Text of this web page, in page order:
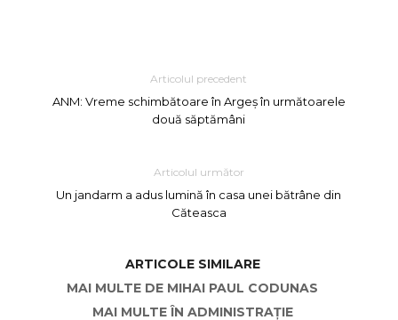
Articolul precedent
ANM: Vreme schimbătoare în Argeș în următoarele
două săptămâni
Articolul următor
Un jandarm a adus lumină în casa unei bătrâne din
Căteasca
ARTICOLE SIMILARE
MAI MULTE DE MIHAI PAUL CODUNAS
MAI MULTE ÎN ADMINISTRAȚIE